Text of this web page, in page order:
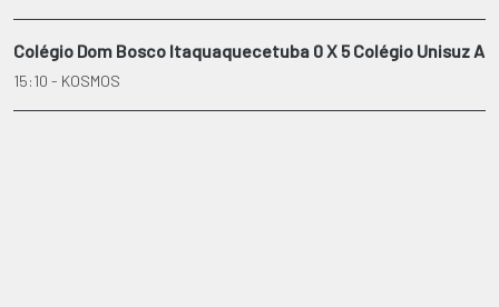
Colégio Dom Bosco Itaquaquecetuba 0 X 5 Colégio Unisuz A
15:10 - KOSMOS